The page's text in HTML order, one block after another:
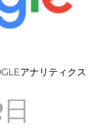
アナリティクス